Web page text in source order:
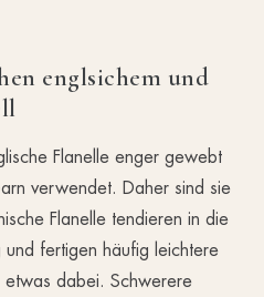
englsichem und
Flanelle enger gewebt
verwendet. Daher sind sie
Flanelle tendieren in die
fertigen häufig leichtere
dabei. Schwerere